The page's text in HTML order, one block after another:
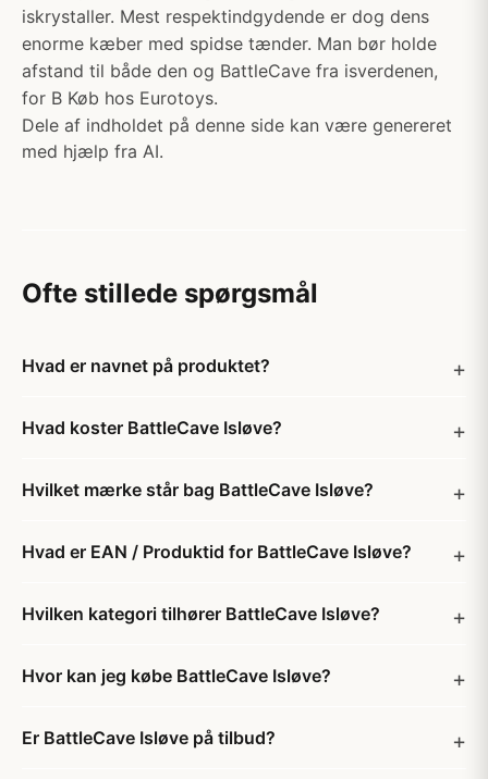
iskrystaller. Mest respektindgydende er dog dens
enorme kæber med spidse tænder. Man bør holde
afstand til både den og BattleCave fra isverdenen,
for B Køb hos Eurotoys.
Dele af indholdet på denne side kan være genereret
med hjælp fra AI.
Ofte stillede spørgsmål
Hvad er navnet på produktet?
Hvad koster BattleCave Isløve?
Hvilket mærke står bag BattleCave Isløve?
Hvad er EAN / Produktid for BattleCave Isløve?
Hvilken kategori tilhører BattleCave Isløve?
Hvor kan jeg købe BattleCave Isløve?
Er BattleCave Isløve på tilbud?